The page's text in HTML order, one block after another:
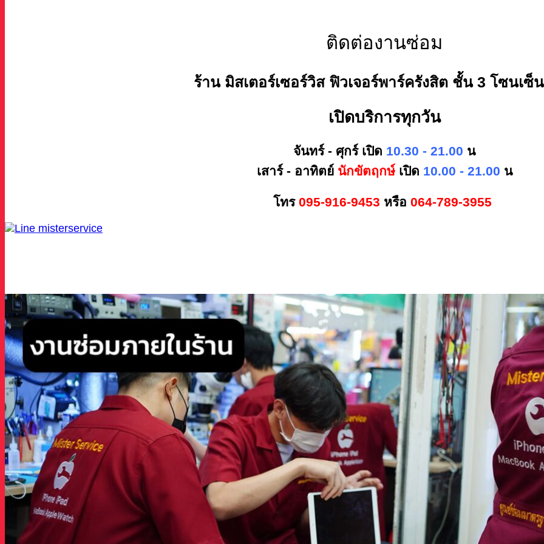
ติดต่องานซ่อม
ร้าน มิสเตอร์เซอร์วิส ฟิวเจอร์พาร์ครังสิต ชั้น 3 โซนเซ็
เปิดบริการทุกวัน
จันทร์ - ศุกร์ เปิด 10.30 - 21.00 น
เสาร์ - อาทิตย์ นักขัตฤกษ์เปิด 10.00 - 21.00 น
โทร 095-916-9453 หรือ 064-789-3955